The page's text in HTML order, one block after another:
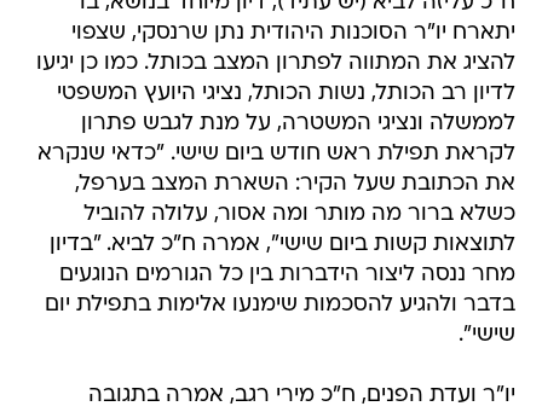
יתארח יו"ר הסוכנות היהודית נתן שרנסקי, שצפוי
להציג את המתווה לפתרון המצב בכותל. כמו כן יגיעו
לדיון רב הכותל, נשות הכותל, נציגי היועץ המשפטי
לממשלה ונציגי המשטרה, על מנת לגבש פתרון
לקראת תפילת ראש חודש ביום שישי. "כדאי שנקרא
את הכתובת שעל הקיר: השארת המצב בערפל,
כשלא ברור מה מותר ומה אסור, עלולה להוביל
לתוצאות קשות ביום שישי", אמרה ח"כ לביא. "בדיון
מחר ננסה ליצור הידברות בין כל הגורמים הנוגעים
בדבר ולהגיע להסכמות שימנעו אלימות בתפילת יום
שישי".
יו"ר ועדת הפנים, ח"כ מירי רגב, אמרה בתגובה